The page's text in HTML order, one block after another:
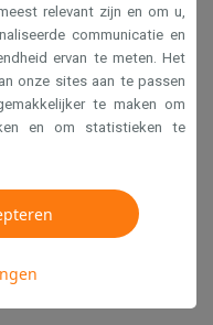
relevant zijn en om u,
communicatie en
ervan te meten. Het
onze sites aan te passen
te maken om
en om statistieken te